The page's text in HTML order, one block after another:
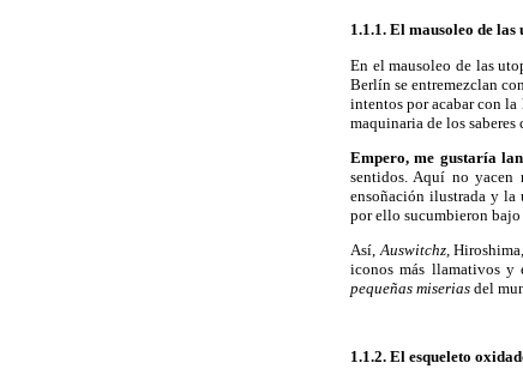
1.1.1. El mausoleo de las
En el mausoleo de las
Berlín se entremezclan
intentos por acabar con la
maquinaria de los
Empero, me gustaría
sentidos. Aquí no
ensoñación ilustrada y la
por ello sucumbieron bajo
Así,Auswitchz,
iconos más llamativos y
pequeñas miserias del
1.1.2. El esqueleto